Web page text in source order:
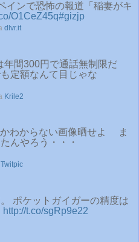
インで恐怖の報道「稲妻がキ
O1CeZ45q#gizjp
dlvr.it
年間300円で通話無制限だ
定額なんて目じゃな
Krile2
わからない画像晒せよ ま
んやろう・・・
Twitpic
ポケットガイガーの精度は
http://t.co/sgRp9e22